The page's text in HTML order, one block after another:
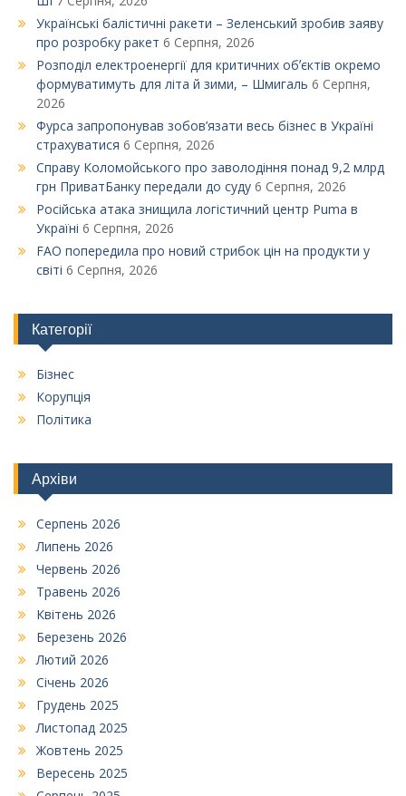
Українські балістичні ракети – Зеленський зробив заяву
про розробку ракет 6 Серпня, 2026
Розподіл електроенергії для критичних обʼєктів окремо
формуватимуть для літа й зими, – Шмигаль 6 Серпня,
2026
Фурса запропонував зобов’язати весь бізнес в Україні
страхуватися 6 Серпня, 2026
Справу Коломойського про заволодіння понад 9,2 млрд
грн ПриватБанку передали до суду 6 Серпня, 2026
Російська атака знищила логістичний центр Puma в
Україні 6 Серпня, 2026
FAO попередила про новий стрибок цін на продукти у
світі 6 Серпня, 2026
Категорії
Бізнес
Корупція
Політика
Архіви
Серпень 2026
Липень 2026
Червень 2026
Травень 2026
Квітень 2026
Березень 2026
Лютий 2026
Січень 2026
Грудень 2025
Листопад 2025
Жовтень 2025
Вересень 2025